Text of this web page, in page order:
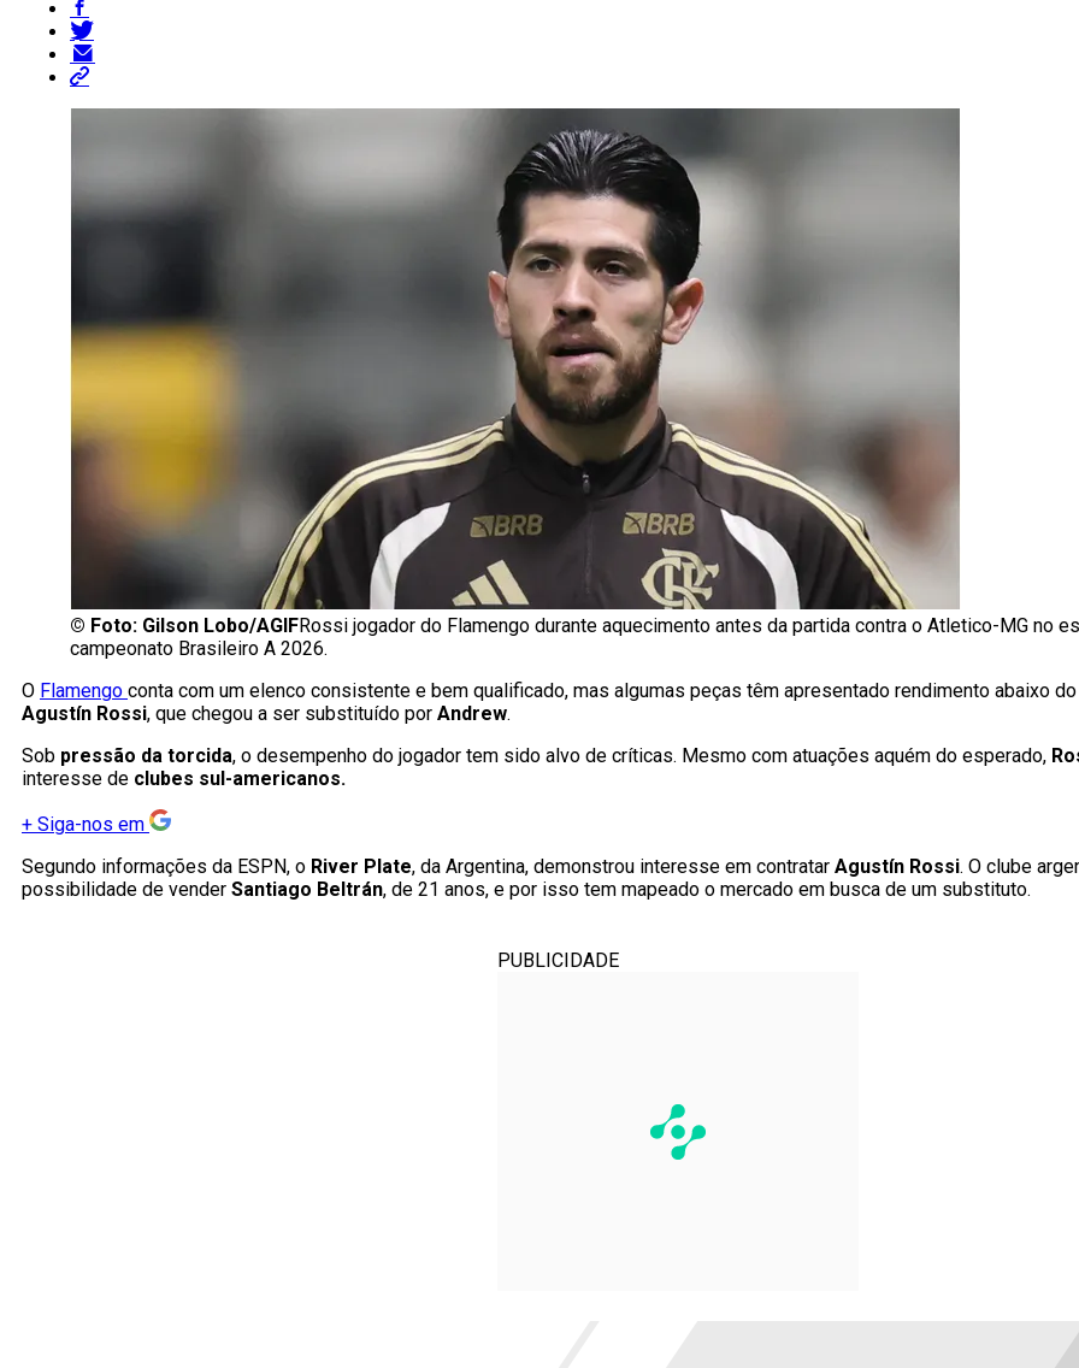
© Foto: Gilson Lobo/AGIFRossi jogador do Flamengo durante aquecimento antes da partida contra o Atletico-MG no
campeonato Brasileiro A 2026.
O Flamengo conta com um elenco consistente e bem qualificado, mas algumas peças têm apresentado rendimento abaixo
Agustín Rossi, que chegou a ser substituído por Andrew.
Sob pressão da torcida, o desempenho do jogador tem sido alvo de críticas. Mesmo com atuações aquém do esperado,
interesse de clubes sul-americanos.
+ Siga-nos em
Segundo informações da ESPN, o River Plate, da Argentina, demonstrou interesse em contratar Agustín Rossi. O clube
possibilidade de vender Santiago Beltrán, de 21 anos, e por isso tem mapeado o mercado em busca de um substituto.
PUBLICIDADE